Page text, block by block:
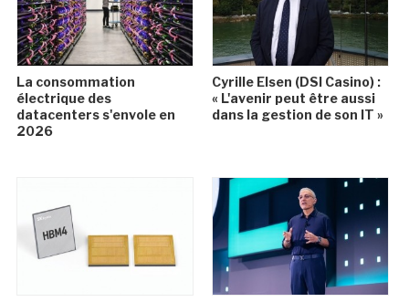
La consommation
électrique des
datacenters s'envole en
2026
Cyrille Elsen (DSI Casino) :
« L'avenir peut être aussi
dans la gestion de son IT »